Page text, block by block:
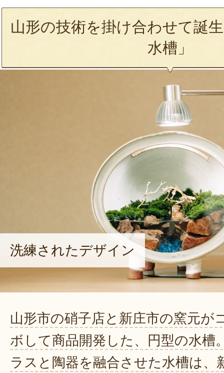
山形の技術を掛け合わせて誕
水槽」
洗練されたデザイン
山形市の硝子店と新庄市の窯元が
ボして商品開発した、円型の水槽
ラスと陶器を融合させた水槽は、